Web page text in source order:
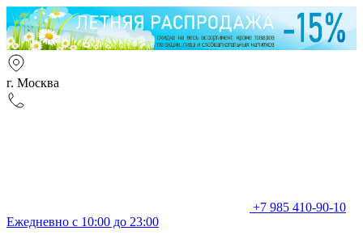
г. Москва
+7 985 410-90-10
Ежедневно с 10:00 до 23:00